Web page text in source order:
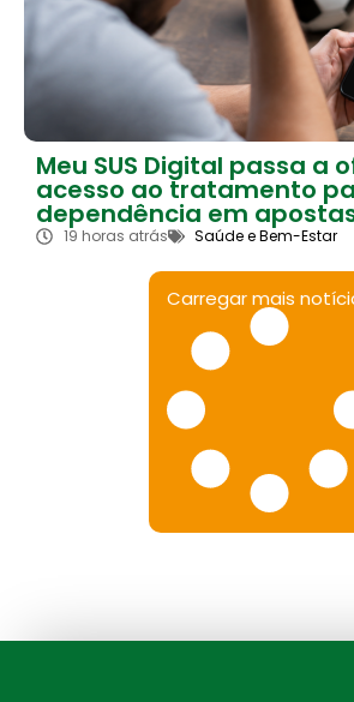
Meu SUS Digital passa a
acesso ao tratamento
dependência em
19 horas atrás Saúde e Bem-Estar
Carregar mais